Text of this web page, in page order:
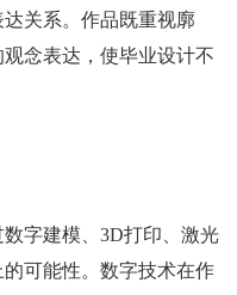
关系。作品既重视廓
念表达，使毕业设计不
字建模、3D打印、激光
可能性。数字技术在作